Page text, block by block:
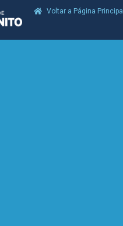
Voltar a Página Principal